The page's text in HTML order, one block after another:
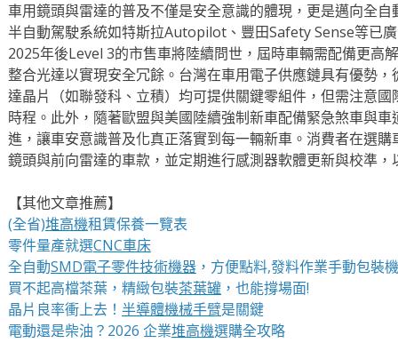
車用鏡頭與雷達的普及不僅是安全意識的體現，更是邁向全
半自動駕駛系統如特斯拉Autopilot、豐田Safety Sense等已
2025年後Level 3的市售車將陸續問世，屆時車輛需配備更高
整合光達以實現安全冗餘。台灣在車用電子供應鏈具有優勢
達晶片（如聯發科、立積）均可提供關鍵零組件，但需注意
時程。此外，隨著歐盟與美國陸續強制新車配備緊急煞車與
進，讓車安意識普及化真正落實到每一輛新車。消費者在選
鏡頭與前向雷達的車款，並定期進行感測器軟體更新與校準
【其他文章推薦】
(全省)堆高機租賃保養一覽表
零件量產就選CNC車床
全自動SMD電子零件技術機器，方便點料,發料作業手動包裝機
買不起高檔茶葉，精緻包裝茶葉罐，也能撐場面!
晶片良率衝上去！ 半導體機械手臂是關鍵
電動還是柴油？2026 企業堆高機選購全攻略